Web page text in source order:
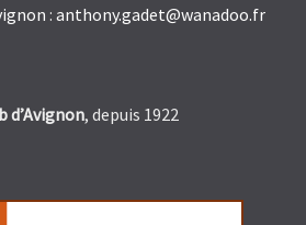
: anthony.gadet@wanadoo.fr
d’Avignon, depuis 1922